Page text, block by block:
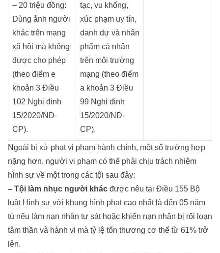
– 20 triệu đồng:
Dùng ảnh người
khác trên mạng
xã hội mà không
được cho phép
(theo điểm e
khoản 3 Điều
102 Nghị định
15/2020/NĐ-
CP).
tạc, vu khống,
xúc phạm uy tín,
danh dự và nhân
phẩm cá nhân
trên môi trường
mạng (theo điểm
a khoản 3 Điều
99 Nghị định
15/2020/NĐ-
CP).
Ngoài bị xử phạt vi phạm hành chính, một số trường hợp
nặng hơn, người vi phạm có thể phải chịu trách nhiệm
hình sự về một trong các tội sau đây:
– Tội làm nhục người khác được nêu tại Điều 155 Bộ
luật Hình sự với khung hình phạt cao nhất là đến 05 năm
tù nếu làm nạn nhân tự sát hoặc khiến nạn nhân bị rối loạn
tâm thần và hành vi mà tỷ lệ tổn thương cơ thể từ 61% trở
lên.